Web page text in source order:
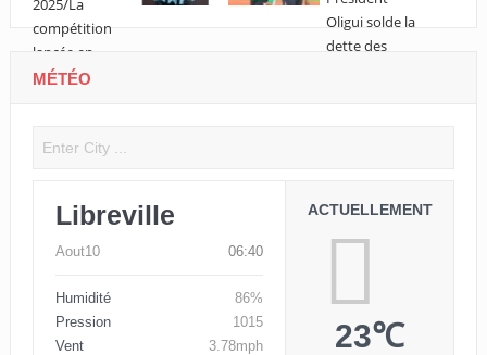
MÉTÉO
Libreville
Aout10 06:40
Humidité
86%
Pression
1015
Vent
3.78mph
ACTUELLEMENT
23℃